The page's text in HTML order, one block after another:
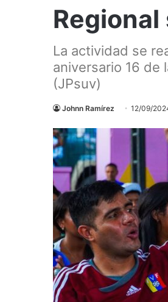
La actividad se
aniversario 16 de
(JPsuv)
Johnn Ramírez 12/09/